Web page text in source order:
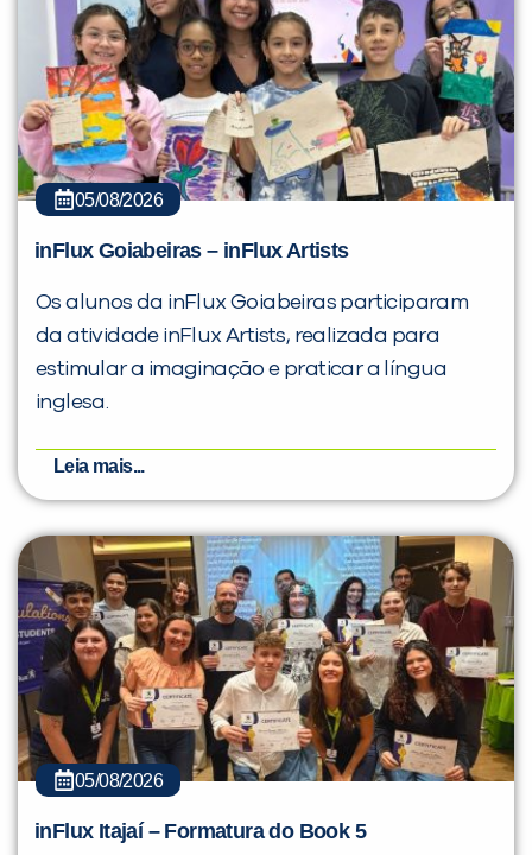
05/08/2026
inFlux Goiabeiras – inFlux Artists
Os alunos da inFlux Goiabeiras participaram
da atividade inFlux Artists, realizada para
estimular a imaginação e praticar a língua
inglesa.
Leia mais...
05/08/2026
inFlux Itajaí – Formatura do Book 5